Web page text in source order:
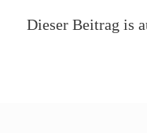
Dieser Beitrag is